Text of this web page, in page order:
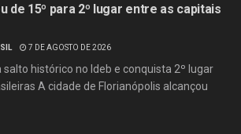
de 15º para 2º lugar entre as capitais
7 DE AGOSTO DE 2026
salto histórico no Ideb e conquista 2º lugar
A cidade de Florianópolis alcançou